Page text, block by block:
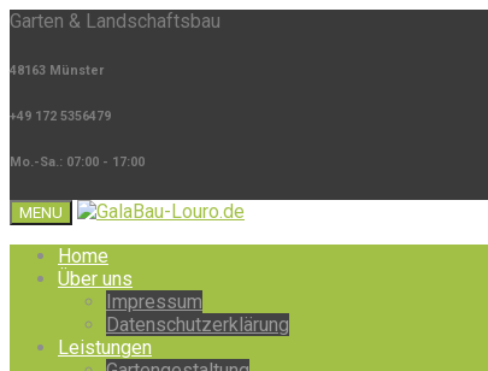
Garten & Landschaftsbau
48163 Münster
+49 172 5356479
Mo.-Sa.: 07:00 - 17:00
MENU
Home
Über uns
Impressum
Datenschutzerklärung
Leistungen